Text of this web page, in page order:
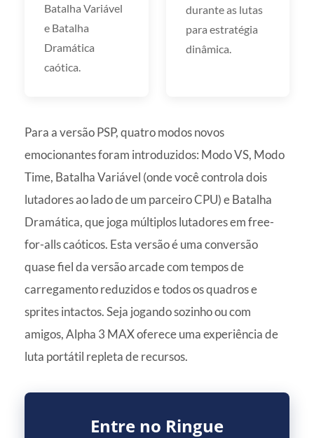
Batalha Variável
e Batalha
Dramática
caótica.
durante as lutas
para estratégia
dinâmica.
Para a versão PSP, quatro modos novos
emocionantes foram introduzidos: Modo VS, Modo
Time, Batalha Variável (onde você controla dois
lutadores ao lado de um parceiro CPU) e Batalha
Dramática, que joga múltiplos lutadores em free-
for-alls caóticos. Esta versão é uma conversão
quase fiel da versão arcade com tempos de
carregamento reduzidos e todos os quadros e
sprites intactos. Seja jogando sozinho ou com
amigos, Alpha 3 MAX oferece uma experiência de
luta portátil repleta de recursos.
Entre no Ringue